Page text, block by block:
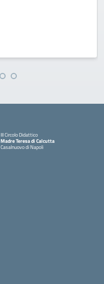
III Circolo Didattico
Madre Teresa di Calcutta
Casalnuovo di Napoli
— Visita la pagina iniziale della scuola